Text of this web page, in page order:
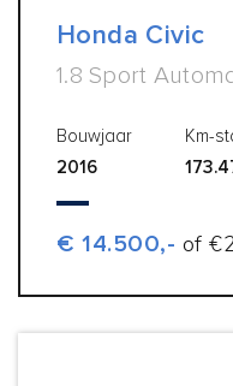
Honda Civic
1.8 Sport
Bouwjaar
2016
Km-
€ 14.500,- of